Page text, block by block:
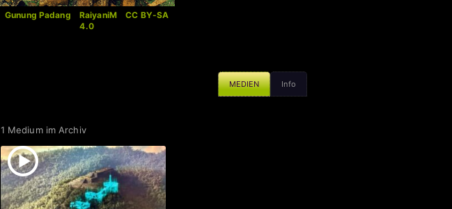
Gunung Padang RaiyaniM–CC BY-SA
4.0
MEDIEN Info
1 Medium im Archiv